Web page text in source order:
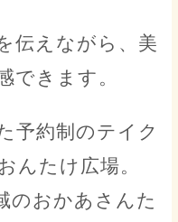
伝えながら、美
できます。
予約制のテイク
たけ広場。
のおかあさんた